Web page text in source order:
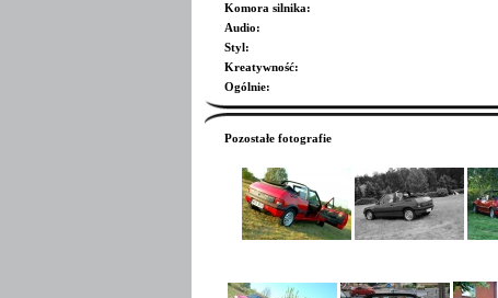
Komora silnika:
Audio:
Styl:
Kreatywność:
Ogólnie:
Pozostałe fotografie